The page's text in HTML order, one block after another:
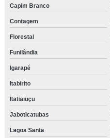
Capim Branco
Contagem
Florestal
Funilândia
Igarapé
Itabirito
Itatiaiuçu
Jaboticatubas
Lagoa Santa